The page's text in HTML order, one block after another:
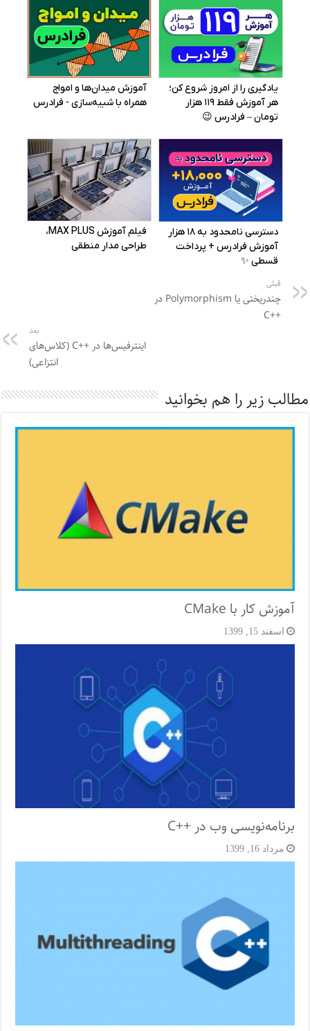
قبلی
چندریختی یا Polymorphism در
++C
بعد
اینترفیس‌ها در ++C (کلاس‌های
انتزاعی)
مطالب زیر را هم بخوانید
آموزش کار با CMake
اسفند 15, 1399
برنامه‌نویسی وب در ++C
مرداد 16, 1399